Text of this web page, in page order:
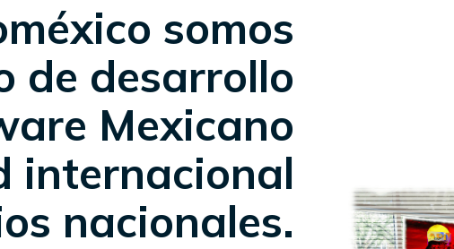
somos
de desarrollo
Mexicano
internacional
nacionales.